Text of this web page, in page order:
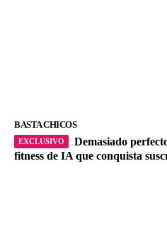
BASTA CHICOS
Demasiado
fitness de IA que conquista